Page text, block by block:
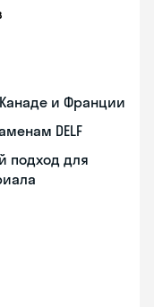
и Франции
DELF
подход для